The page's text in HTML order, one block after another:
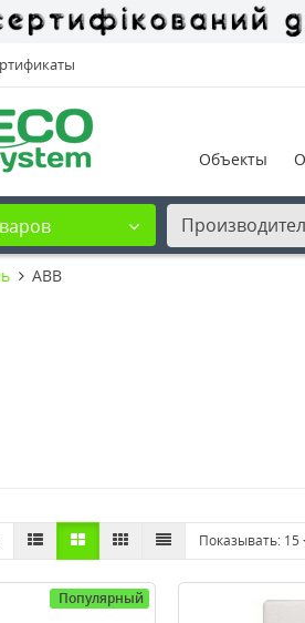
Объекты
ABB
Показывать: 15
Популярный